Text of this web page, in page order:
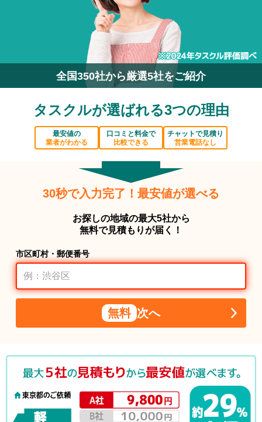
全国350社から厳選5社をご紹介
タスクルが選ばれる3つの理由
最安値の
業者がわかる
口コミと料金で
比較できる
チャットで見積り
営業電話なし
30秒で入力完了！最安値が選べる
お探しの地域の最大5社から
無料で見積もりが届く！
市区町村・郵便番号
無料 次へ